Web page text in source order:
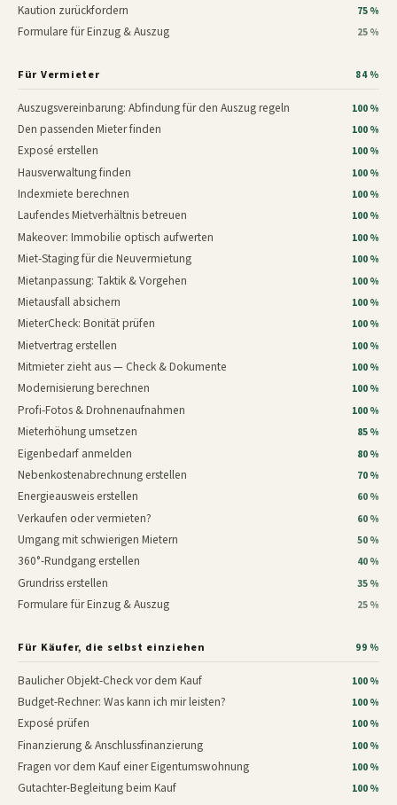
Kaution zurückfordern 75 %
Formulare für Einzug & Auszug 25 %
Für Vermieter 84 %
Auszugsvereinbarung: Abfindung für den Auszug regeln 100 %
Den passenden Mieter finden 100 %
Exposé erstellen 100 %
Hausverwaltung finden 100 %
Indexmiete berechnen 100 %
Laufendes Mietverhältnis betreuen 100 %
Makeover: Immobilie optisch aufwerten 100 %
Miet-Staging für die Neuvermietung 100 %
Mietanpassung: Taktik & Vorgehen 100 %
Mietausfall absichern 100 %
MieterCheck: Bonität prüfen 100 %
Mietvertrag erstellen 100 %
Mitmieter zieht aus — Check & Dokumente 100 %
Modernisierung berechnen 100 %
Profi-Fotos & Drohnenaufnahmen 100 %
Mieterhöhung umsetzen 85 %
Eigenbedarf anmelden 80 %
Nebenkostenabrechnung erstellen 70 %
Energieausweis erstellen 60 %
Verkaufen oder vermieten? 60 %
Umgang mit schwierigen Mietern 50 %
360°-Rundgang erstellen 40 %
Grundriss erstellen 35 %
Formulare für Einzug & Auszug 25 %
Für Käufer, die selbst einziehen 99 %
Baulicher Objekt-Check vor dem Kauf 100 %
Budget-Rechner: Was kann ich mir leisten? 100 %
Exposé prüfen 100 %
Finanzierung & Anschlussfinanzierung 100 %
Fragen vor dem Kauf einer Eigentumswohnung 100 %
Gutachter-Begleitung beim Kauf 100 %